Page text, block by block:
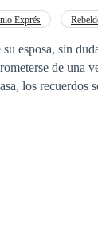
Exprés
esposa, sin
de una
los recuerdos
de Yomal, su
opinión con un
el difícil para